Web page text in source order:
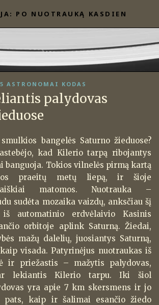
PO NUOTRAUKĄ KASDIEN
ASTRONOMAI KODAS
palydovas
bangelės Saturno žieduose?
kad Kilerio tarpą ribojantys
banguoja. Tokios vilnelės pirmą kartą
praeitų metų liepą, ir šioje
matomos. Nuotrauka –
sudėta mozaika vaizdų, anksčiau šį
automatinio erdvėlaivio Kasinis
orbitoje aplink Saturną. Žiedai,
mažų dalelių, juosiantys Saturną,
visada. Patyrinėjus nuotraukas iš
ir priežastis – mažytis palydovas,
lekiantis Kilerio tarpu. Iki šiol
yra apie 7 km skersmens ir jo
pats, kaip ir šalimai esančio žiedo